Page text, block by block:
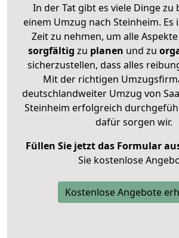
In der Tat gibt es viele Dinge zu
einem Umzug nach Steinheim. Es
Zeit zu nehmen, um alle
sorgfältig zu planen und zu
sicherzustellen, dass alles
Mit der richtigen
deutschlandweiter Umzug von
Steinheim erfolgreich
dafür sorgen wir.
Füllen Sie jetzt das Formular
Sie kostenlose
Kostenlose Angebote